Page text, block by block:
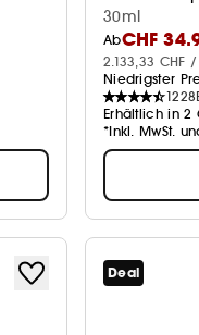
30ml
AbCHF
2.133,33 CHF /
Niedrigster
1228
Erhältlich in 2
*Inkl. MwSt.
Deal